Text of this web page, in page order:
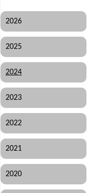
2026
2025
2024
2023
2022
2021
2020